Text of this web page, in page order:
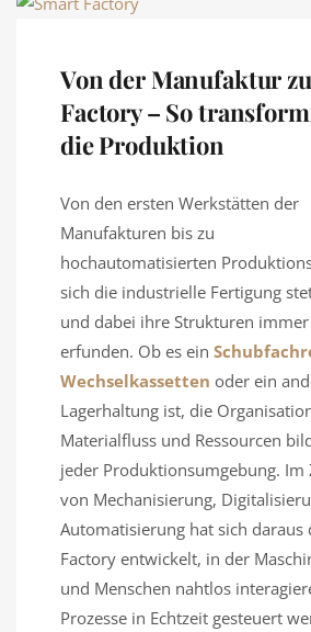
Von der Manufaktur
Factory – So
die Produktion
Von den ersten Werkstätten der
Manufakturen bis zu
hochautomatisierten
sich die industrielle Fertigung
und dabei ihre Strukturen
erfunden. Ob es ein
Wechselkassetten oder ein
Lagerhaltung ist, die
Materialfluss und Ressourcen
jeder Produktionsumgebung. Im
von Mechanisierung,
Automatisierung hat sich daraus
Factory entwickelt, in der
und Menschen nahtlos
Prozesse in Echtzeit gesteuert